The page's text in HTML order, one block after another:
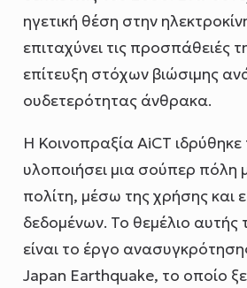
ηγετική θέση στην
επιταχύνει τις προσπάθειές
επίτευξη στόχων βιώσιμης
ουδετερότητας άνθρακα.
Η Κοινοπραξία AiCT ιδρύθηκε
υλοποιήσει μια σούπερ πόλη
πολίτη, μέσω της χρήσης και
δεδομένων. Το θεμέλιο αυτής
είναι το έργο
Japan Earthquake, το οποίο